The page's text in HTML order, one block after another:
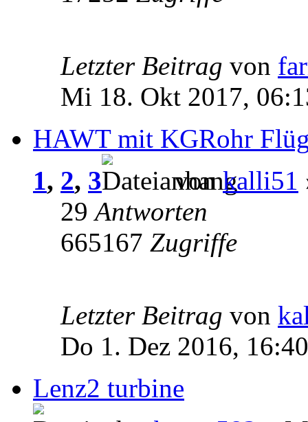
Letzter Beitrag von
Mi 18. Okt 2017,
HAWT mit KGRohr
1, 2, 3 vonkalli51
29Antworten
665167 Zugriffe
Letzter Beitrag von
Do 1. Dez 2016, 16:40
Lenz2 turbine